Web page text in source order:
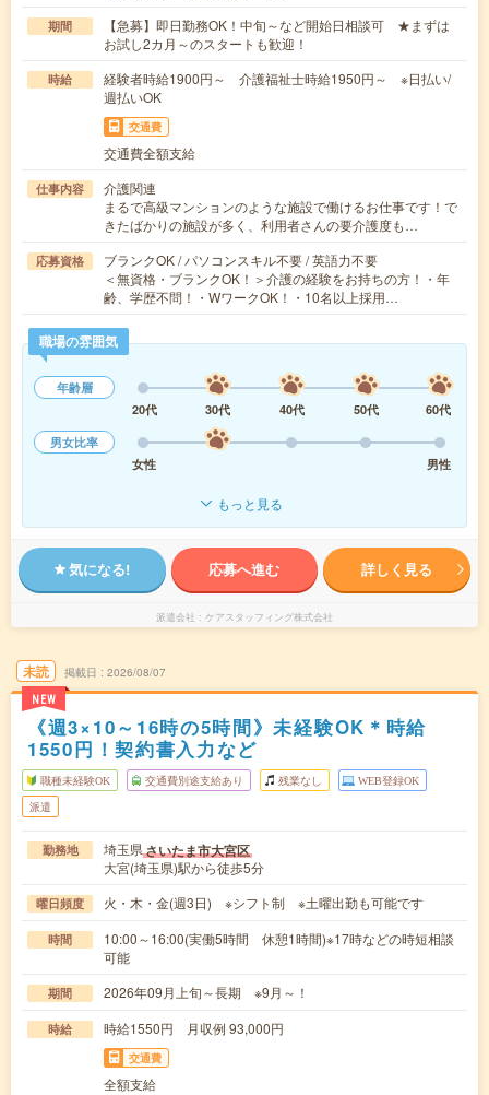
期間
【急募】即日勤務OK！中旬～など開始日相談可 ★まずは
お試し2カ月～のスタートも歓迎！
時給
経験者時給1900円～ 介護福祉士時給1950円～ ※日払い/
週払いOK
交通費
交通費全額支給
仕事内容
介護関連
まるで高級マンションのような施設で働けるお仕事です！で
きたばかりの施設が多く、利用者さんの要介護度も…
応募資格
ブランクOK / パソコンスキル不要 / 英語力不要
＜無資格・ブランクOK！＞介護の経験をお持ちの方！・年
齢、学歴不問！・WワークOK！・10名以上採用…
職場の雰囲気
年齢層
20代
30代 40代 50代
60代
男女比率
女性
男性
もっと見る
気になる! 応募へ進む 詳しく見る
派遣会社 ケアスタッフィング株式会社
未読
NEW
掲載日 2026/08/07
《週3×10～16時の5時間》未経験OK＊時給
1550円！契約書入力など
職種未経験OK 交通費別途支給あり 残業なし WEB登録OK
派遣
勤務地 埼玉県さいたま市大宮区
大宮(埼玉県)駅から徒歩5分
曜日頻度 火・木・金(週3日) ※シフト制 ※土曜出勤も可能です
時間
10:00～16:00(実働5時間 休憩1時間)※17時などの時短相談
可能
期間 2026年09月上旬～長期 ※9月～！
時給 時給1550円 月収例 93,000円
交通費
全額支給